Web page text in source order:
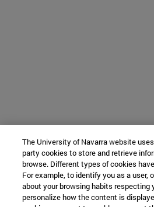
The University of Navarra website
party cookies to store and retrieve
browse. Different types of cookies
For example, to identify you as a user,
about your browsing habits respecting
personalize how the content is